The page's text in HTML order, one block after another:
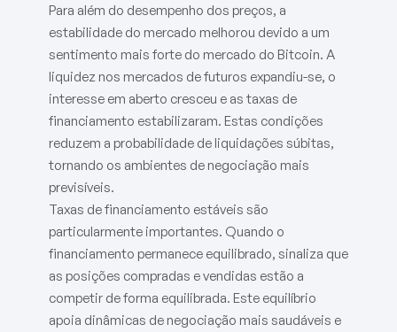
Para além do desempenho dos preços, a
estabilidade do mercado melhorou devido a um
sentimento mais forte do mercado do Bitcoin. A
liquidez nos mercados de futuros expandiu-se, o
interesse em aberto cresceu e as taxas de
financiamento estabilizaram. Estas condições
reduzem a probabilidade de liquidações súbitas,
tornando os ambientes de negociação mais
previsíveis.
Taxas de financiamento estáveis são
particularmente importantes. Quando o
financiamento permanece equilibrado, sinaliza que
as posições compradas e vendidas estão a
competir de forma equilibrada. Este equilíbrio
apoia dinâmicas de negociação mais saudáveis e